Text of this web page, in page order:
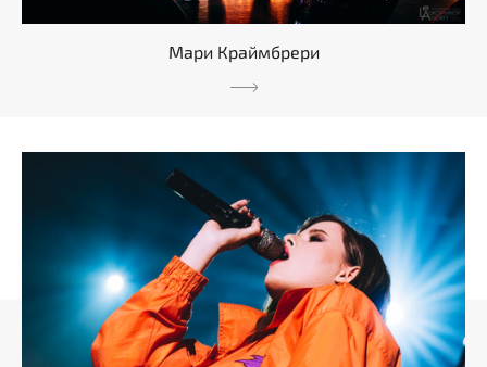
Мари Краймбрери